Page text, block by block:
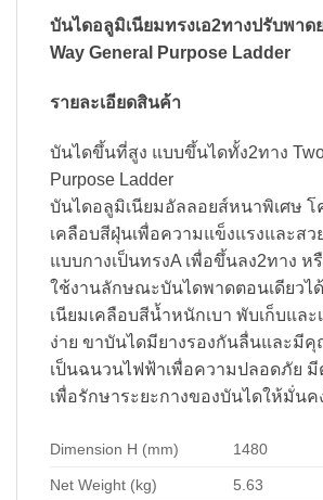
บันไดอลูมิเนียมทรงเอ2ทางปรับพาด
Way General Purpose Ladder
รายละเอียดสินค้า
บันไดขึ้นที่สูง แบบขึ้นไดทั้ง2ทาง
Purpose Ladder
บันไดอลูมิเนียมอัลลอยส์หนาพิเศษ โ
เคลือบสีฝุ่นเพื่อความแข็งแรงและสว
แบบกางเป็นทรงA เพื่อขึ้นลง2ทาง ห
ใช้งานลักษณะบันไดพาดตอนเดียวไ
เนียมเคลือบสีน้ำหนักเบา พับเก็บและ
ง่าย ขาบันไดมียางรองกันลื่นและมี
เป็นฉนวนไฟฟ้าเพื่อความปลอดภัย
เพื่อรักษาระยะกางของบันไดให้มั่นค
Dimension H (mm) 1480
Net Weight (kg) 5.63